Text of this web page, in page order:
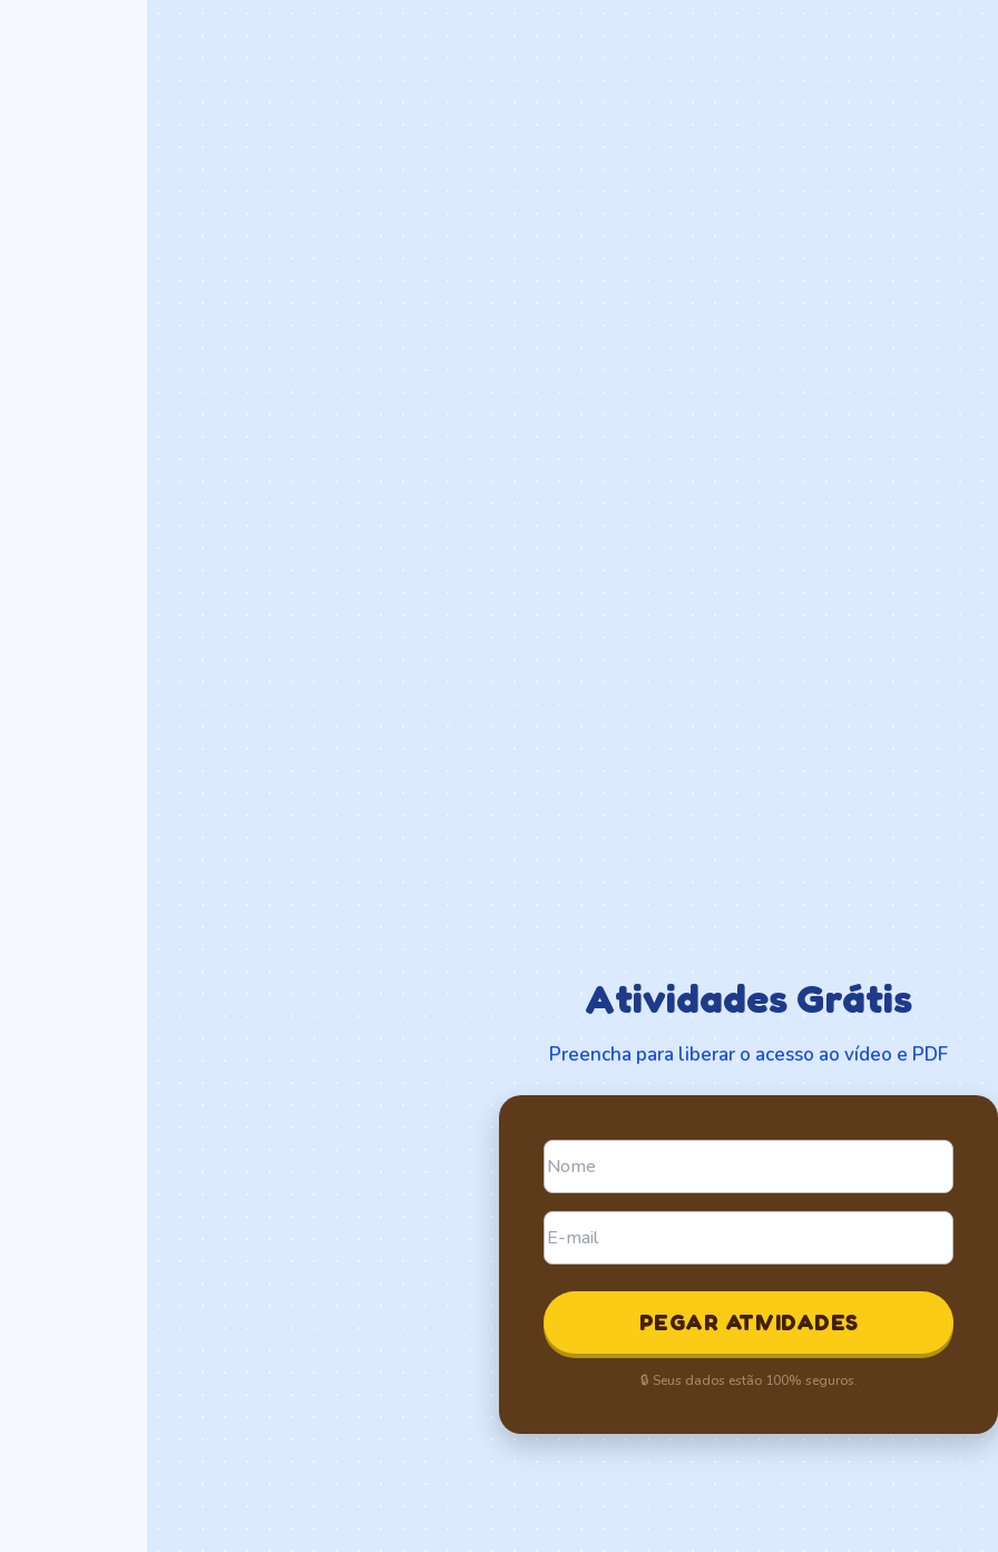
Atividades Grátis
Preencha para liberar o acesso ao vídeo e PDF
PEGAR ATIVIDADES
🔒 Seus dados estão 100% seguros.